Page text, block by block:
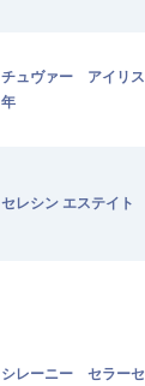
チュヴァー アイリ
年
セレシン エステイ
シレーニー セラーセ